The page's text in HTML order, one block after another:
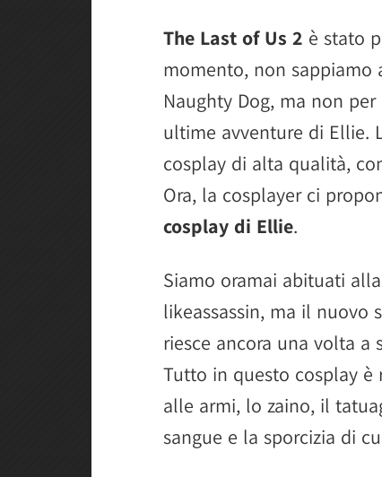
The Last of Us 2 è stato
momento, non sappiamo
Naughty Dog, ma non
ultime avventure di Ellie.
cosplay di alta qualità,
Ora, la cosplayer ci
cosplay di Ellie.
Siamo oramai abituati
likeassassin, ma il nuovo
riesce ancora una volta a
Tutto in questo cosplay è
alle armi, lo zaino, il
sangue e la sporcizia di